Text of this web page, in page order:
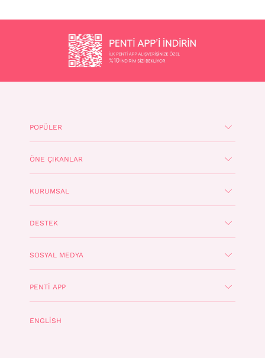
POPÜLER
ÖNE ÇIKANLAR
KURUMSAL
DESTEK
SOSYAL MEDYA
PENTI APP
ENGLISH